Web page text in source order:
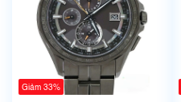
Giảm 33%